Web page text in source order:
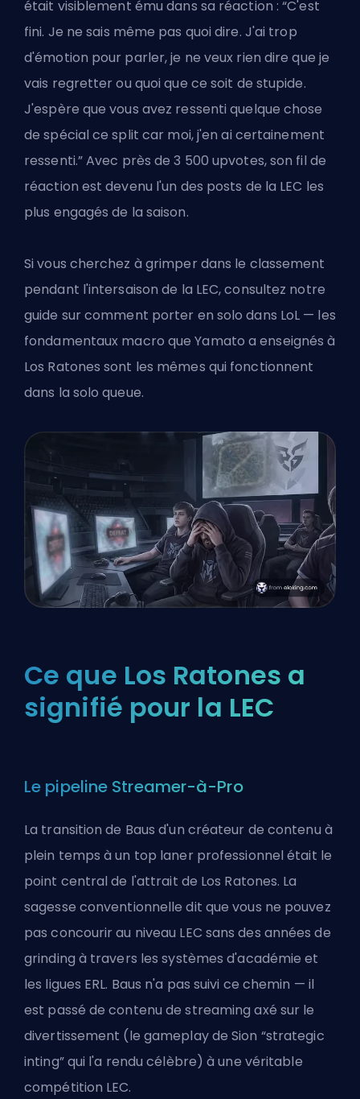
était visiblement ému dans sa réaction : “C'est
fini. Je ne sais même pas quoi dire. J'ai trop
d'émotion pour parler, je ne veux rien dire que je
vais regretter ou quoi que ce soit de stupide.
J'espère que vous avez ressenti quelque chose
de spécial ce split car moi, j'en ai certainement
ressenti.” Avec près de 3 500 upvotes, son fil de
réaction est devenu l'un des posts de la LEC les
plus engagés de la saison.
Si vous cherchez à grimper dans le classement
pendant l'intersaison de la LEC, consultez notre
guide sur comment porter en solo dans LoL — les
fondamentaux macro que Yamato a enseignés à
Los Ratones sont les mêmes qui fonctionnent
dans la solo queue.
Ce que Los Ratones a
signifié pour la LEC
Le pipeline Streamer-à-Pro
La transition de Baus d'un créateur de contenu à
plein temps à un top laner professionnel était le
point central de l'attrait de Los Ratones. La
sagesse conventionnelle dit que vous ne pouvez
pas concourir au niveau LEC sans des années de
grinding à travers les systèmes d'académie et
les ligues ERL. Baus n'a pas suivi ce chemin — il
est passé de contenu de streaming axé sur le
divertissement (le gameplay de Sion “strategic
inting” qui l'a rendu célèbre) à une véritable
compétition LEC.